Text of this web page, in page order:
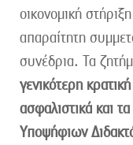
οικονομική
απαραίτητη
συνέδρια. Τα
γενικότερη
ασφαλιστικά και
Υποψήφιων